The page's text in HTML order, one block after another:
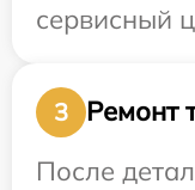
сервисный
3
Ремонт
После